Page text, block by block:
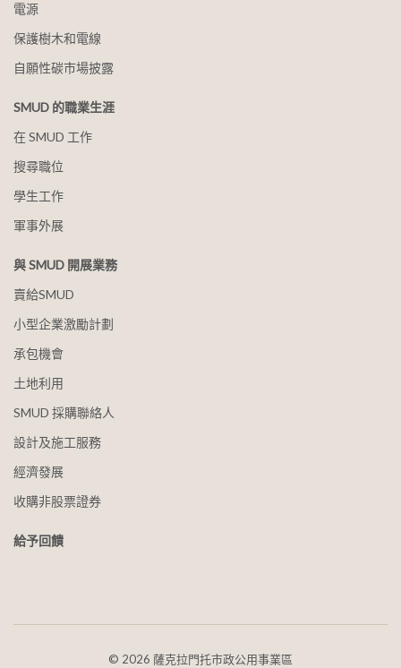
電源
保護樹木和電線
自願性碳市場披露
SMUD 的職業生涯
在 SMUD 工作
搜尋職位
學生工作
軍事外展
與 SMUD 開展業務
賣給SMUD
小型企業激勵計劃
承包機會
土地利用
SMUD 採購聯絡人
設計及施工服務
經濟發展
收購非股票證券
給予回饋
© 2026 薩克拉門托市政公用事業區